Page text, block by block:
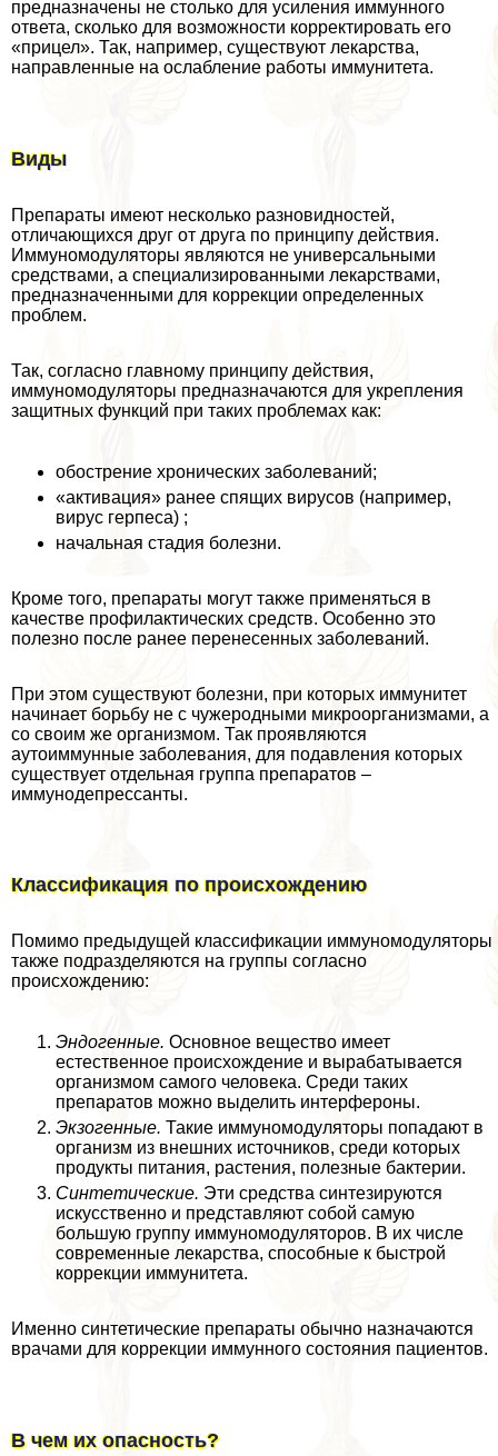
предназначены не столько для усиления иммунного
ответа, сколько для возможности корректировать его
«прицел». Так, например, существуют лекарства,
направленные на ослабление работы иммунитета.
Виды
Препараты имеют несколько разновидностей,
отличающихся друг от друга по принципу действия.
Иммуномодуляторы являются не универсальными
средствами, а специализированными лекарствами,
предназначенными для коррекции определенных
проблем.
Так, согласно главному принципу действия,
иммуномодуляторы предназначаются для укрепления
защитных функций при таких проблемах как:
обострение хронических заболеваний;
«активация» ранее спящих вирусов (например,
вирус гepпeса) ;
начальная стадия болезни.
Кроме того, препараты могут также применяться в
качестве профилактических средств. Особенно это
полезно после ранее перенесенных заболеваний.
При этом существуют болезни, при которых иммунитет
начинает борьбу не с чужеродными микроорганизмами, а
со своим же организмом. Так проявляются
аутоиммунные заболевания, для подавления которых
существует отдельная группа препаратов –
иммунодепрессанты.
Классификация по происхождению
Помимо предыдущей классификации иммуномодуляторы
также подразделяются на группы согласно
происхождению:
Эндогенные. Основное вещество имеет
естественное происхождение и выpaбатывается
организмом самого человека. Среди таких
препаратов можно выделить интерфероны.
Экзогенные. Такие иммуномодуляторы попадают в
организм из внешних источников, среди которых
продукты питания, растения, полезные бактерии.
Синтетические. Эти средства синтезируются
искусственно и представляют собой самую
большую группу иммуномодуляторов. В их числе
современные лекарства, способные к быстрой
коррекции иммунитета.
Именно синтетические препараты обычно назначаются
врачами для коррекции иммунного состояния пациентов.
В чем их опасность?